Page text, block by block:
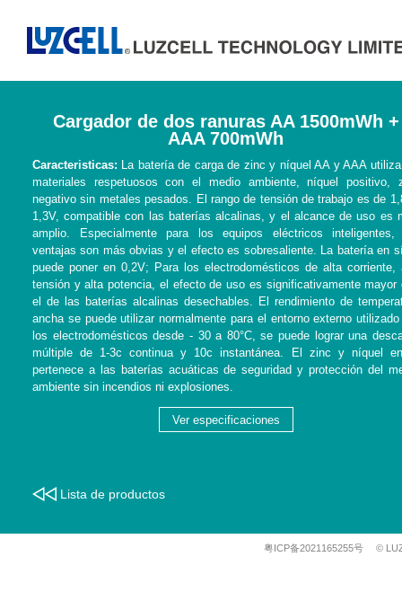
Cargador de dos ranuras AA 1500mWh +
AAA 700mWh
Caracteristicas: La batería de carga de zinc y níquel AA y AAA
materiales respetuosos con el medio ambiente, níquel positivo,
negativo sin metales pesados. El rango de tensión de trabajo es de
1,3V, compatible con las baterías alcalinas, y el alcance de uso es
amplio. Especialmente para los equipos eléctricos inteligentes,
ventajas son más obvias y el efecto es sobresaliente. La batería en
puede poner en 0,2V; Para los electrodomésticos de alta corriente,
tensión y alta potencia, el efecto de uso es significativamente mayor
el de las baterías alcalinas desechables. El rendimiento de
ancha se puede utilizar normalmente para el entorno externo utilizado
los electrodomésticos desde - 30 a 80°C, se puede lograr una
múltiple de 1-3c continua y 10c instantánea. El zinc y níquel
pertenece a las baterías acuáticas de seguridad y protección del
ambiente sin incendios ni explosiones.
Ver especificaciones
Lista de productos
粤ICP备2021165255号 ©